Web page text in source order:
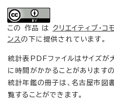
この 作品 は クリエイティブ・
ンスの下に提供されています。
統計表PDFファイルはサイズが
に時間がかかることがあります
統計年鑑の冊子は、名古屋市図
覧することができます。